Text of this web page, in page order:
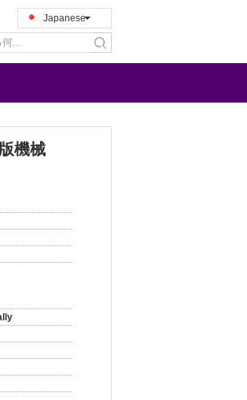
Japanese
search
機械